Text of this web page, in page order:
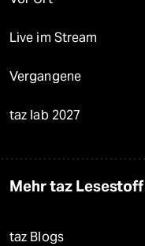
Live im Stream
Vergangene
taz lab 2027
Mehr taz Lesestoff
taz Blogs